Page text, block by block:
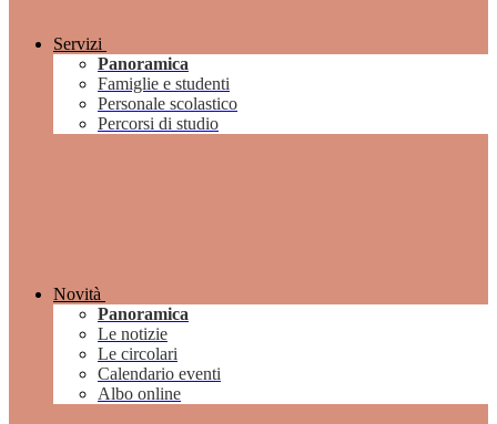
Servizi
Panoramica
Famiglie e studenti
Personale scolastico
Percorsi di studio
Novità
Panoramica
Le notizie
Le circolari
Calendario eventi
Albo online